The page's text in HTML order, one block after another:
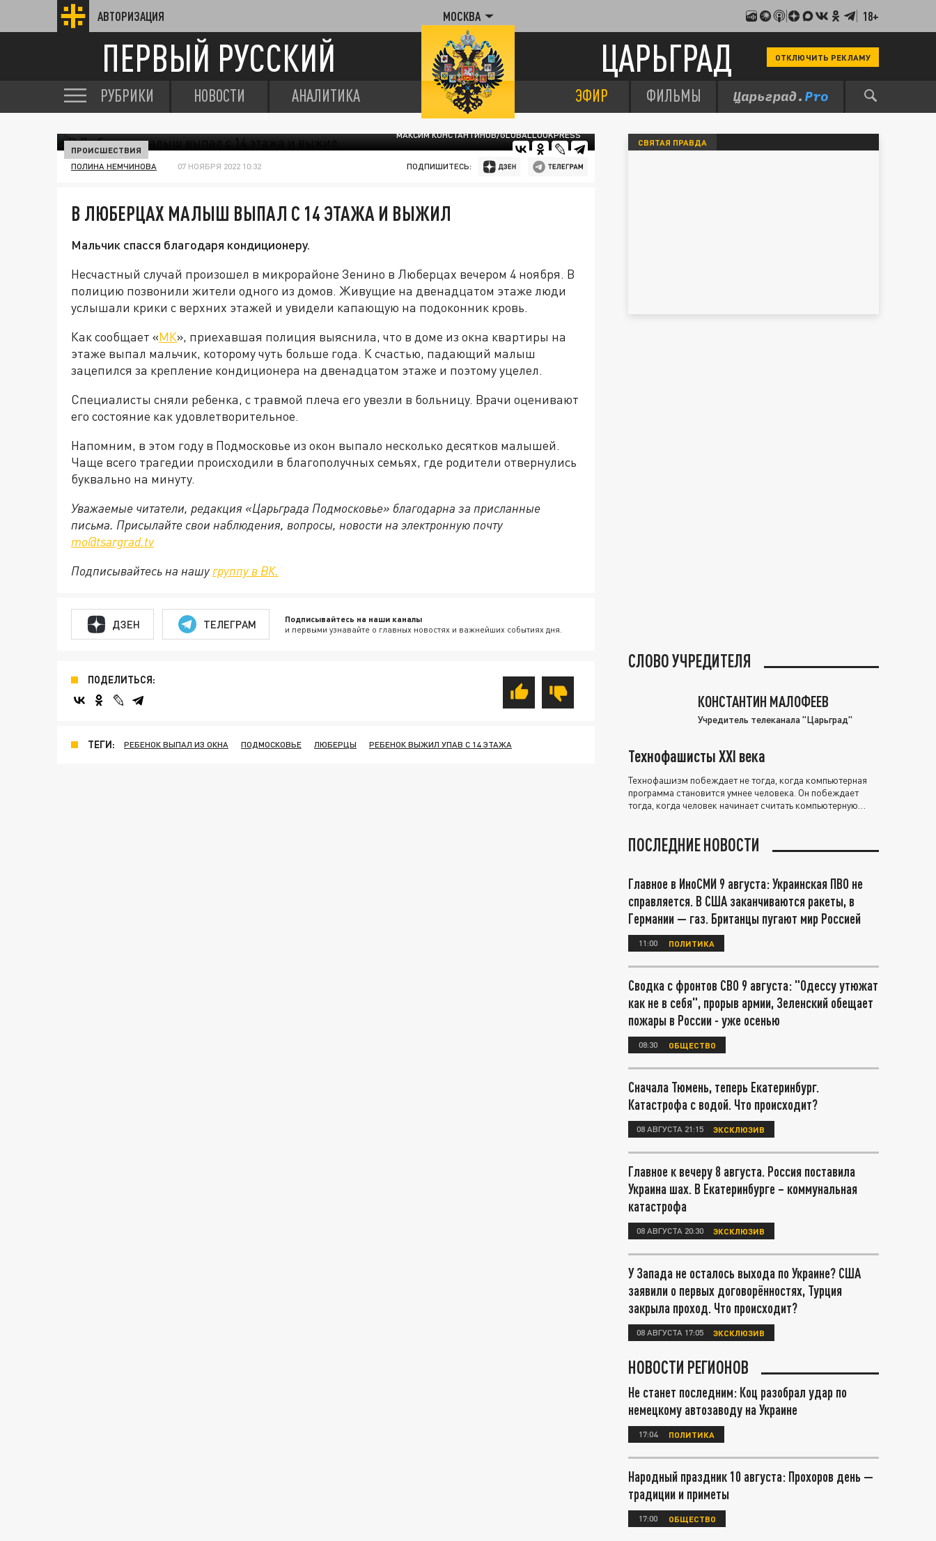
АВТОРИЗАЦИЯ МОСКВА 18+
ПЕРВЫЙ РУССКИЙ ЦАРЬГРАД ОТКЛЮЧИТЬ РЕКЛАМУ
РУБРИКИ НОВОСТИ АНАЛИТИКА ЭФИР ФИЛЬМЫ
МАКСИМ КОНСТАНТИНОВ/GLOBALLOOKPRESS
ПРОИСШЕСТВИЯ
ПОЛИНА НЕМЧИНОВА 07 НОЯБРЯ 2022 10:32 ПОДПИШИТЕСЬ:
В ЛЮБЕРЦАХ МАЛЫШ ВЫПАЛ С 14 ЭТАЖА И ВЫЖИЛ
Мальчик спасся благодаря кондиционеру.
Несчастный случай произошел в микрорайоне Зенино в Люберцах вечером 4 ноября. В
полицию позвонили жители одного из домов. Живущие на двенадцатом этаже люди
услышали крики с верхних этажей и увидели капающую на подоконник кровь.
Как сообщает «МК», приехавшая полиция выяснила, что в доме из окна квартиры на
этаже выпал мальчик, которому чуть больше года. К счастью, падающий малыш
зацепился за крепление кондиционера на двенадцатом этаже и поэтому уцелел.
Специалисты сняли ребенка, с травмой плеча его увезли в больницу. Врачи оценивают
его состояние как удовлетворительное.
Напомним, в этом году в Подмосковье из окон выпало несколько десятков малышей.
Чаще всего трагедии происходили в благополучных семьях, где родители отвернулись
буквально на минуту.
Уважаемые читатели, редакция «Царьграда Подмосковье» благодарна за присланные
письма. Присылайте свои наблюдения, вопросы, новости на электронную почту
mo@tsargrad.tv
Подписывайтесь на нашу группу в ВК.
ДЗЕН ТЕЛЕГРАМ Подписывайтесь на наши каналы
и первыми узнавайте о главных новостях и важнейших событиях дня.
ПОДЕЛИТЬСЯ:
ТЕГИ: РЕБЕНОК ВЫПАЛ ИЗ ОКНА ПОДМОСКОВЬЕ ЛЮБЕРЦЫ РЕБЕНОК ВЫЖИЛ УПАВ С 14 ЭТАЖА
СВЯТАЯ ПРАВДА
СЛОВО УЧРЕДИТЕЛЯ
КОНСТАНТИН МАЛОФЕЕВ
Учредитель телеканала "Царьград"
Технофашисты XXI века
Технофашизм побеждает не тогда, когда компьютерная
программа становится умнее человека. Он побеждает
тогда, когда человек начинает считать компьютерную
ПОСЛЕДНИЕ НОВОСТИ
Главное в ИноСМИ 9 августа: Украинская ПВО не
справляется. В США заканчиваются ракеты, в
Германии — газ. Британцы пугают мир Россией
11:00 ПОЛИТИКА
Сводка с фронтов СВО 9 августа: "Одессу утюжат
как не в себя", прорыв армии, Зеленский обещает
пожары в России - уже осенью
08:30 ОБЩЕСТВО
Сначала Тюмень, теперь Екатеринбург.
Катастрофа с водой. Что происходит?
08 АВГУСТА 21:15 ЭКСКЛЮЗИВ
Главное к вечеру 8 августа. Россия поставила
Украина шах. В Екатеринбурге – коммунальная
катастрофа
08 АВГУСТА 20:30 ЭКСКЛЮЗИВ
У Запада не осталось выхода по Украине? США
заявили о первых договорённостях, Турция
закрыла проход. Что происходит?
08 АВГУСТА 17:05 ЭКСКЛЮЗИВ
НОВОСТИ РЕГИОНОВ
Не станет последним: Коц разобрал удар по
немецкому автозаводу на Украине
17:04 ПОЛИТИКА
Народный праздник 10 августа: Прохоров день —
традиции и приметы
17:00 ОБЩЕСТВО